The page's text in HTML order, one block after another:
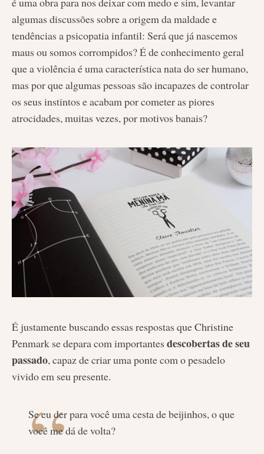
algumas discussões sobre a origem da maldade e
tendências a psicopatia infantil: Será que já nascemos
maus ou somos corrompidos? É de conhecimento geral
que a violência é uma característica nata do ser humano,
mas por que algumas pessoas são incapazes de controlar
os seus instintos e acabam por cometer as piores
atrocidades, muitas vezes, por motivos banais?
É justamente buscando essas respostas que Christine
Penmark se depara com importantes descobertas de seu
passado, capaz de criar uma ponte com o pesadelo
vivido em seu presente.
Se eu der para você uma cesta de beijinhos, o que
você me dá de volta?